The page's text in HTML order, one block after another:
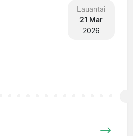
Lauantai
21 Mar
2026